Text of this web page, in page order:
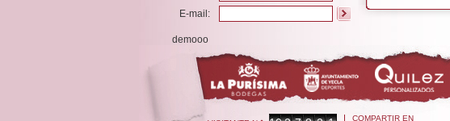
E-mail:
demooo
COMPARTIR EN